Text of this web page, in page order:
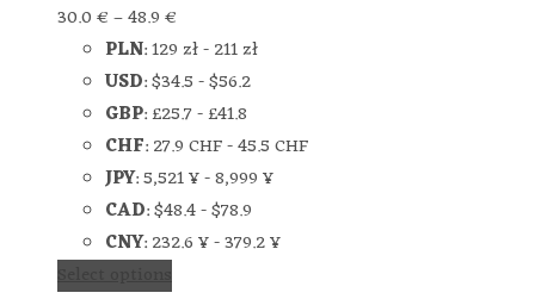
30.0€–48.9€
PLN:129 zł-211 zł
USD:$34.5-$56.2
GBP:£25.7-£41.8
CHF:27.9 CHF-45.5 CHF
JPY:5,521 ¥-8,999 ¥
CAD:$48.4-$78.9
CNY:232.6 ¥-379.2 ¥